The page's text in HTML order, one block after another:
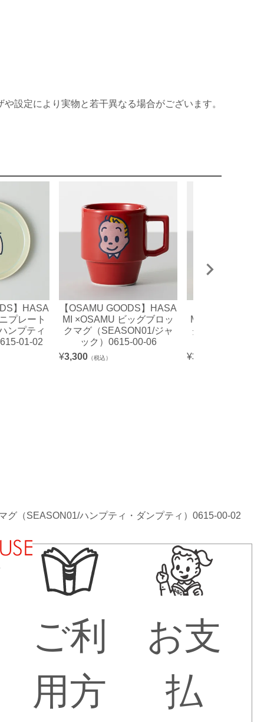
設定により実物と若干異なる場合がございます。
】HASA
プレート
ンプティ
01-02
【OSAMU GOODS】HASA
MI ×OSAMU ビッグブロッ
クマグ（SEASON01/ジャ
ック）0615-00-06
¥3,300 （税込）
MI ×OSAMU ビ
クマグ（
¥3,300
グ（SEASON01/ハンプティ・ダンプティ）0615-00-02
ご利
用方
お支
払